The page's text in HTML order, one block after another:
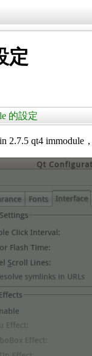
定
的設定
2.7.5 qt4